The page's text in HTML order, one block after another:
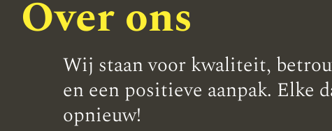
Over ons
Wij staan voor kwaliteit,
en een positieve aanpak. Elke
opnieuw!